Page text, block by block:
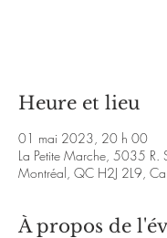
Heure et lieu
01 mai 2023, 20 h 00
La Petite Marche, 5035 R.
Montréal, QC H2J 2L9,
À propos de